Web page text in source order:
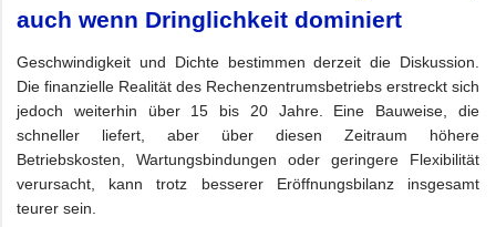
auch wenn Dringlichkeit dominiert
Geschwindigkeit und Dichte bestimmen derzeit die Diskussion.
Die finanzielle Realität des Rechenzentrumsbetriebs erstreckt sich
jedoch weiterhin über 15 bis 20 Jahre. Eine Bauweise, die
schneller liefert, aber über diesen Zeitraum höhere
Betriebskosten, Wartungsbindungen oder geringere Flexibilität
verursacht, kann trotz besserer Eröffnungsbilanz insgesamt
teurer sein.